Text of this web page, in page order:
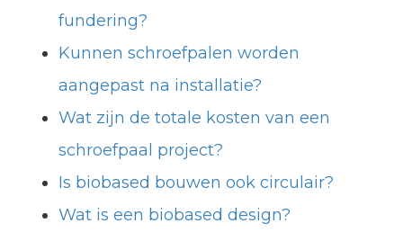
fundering?
Kunnen schroefpalen worden
aangepast na installatie?
Wat zijn de totale kosten van een
schroefpaal project?
Is biobased bouwen ook circulair?
Wat is een biobased design?